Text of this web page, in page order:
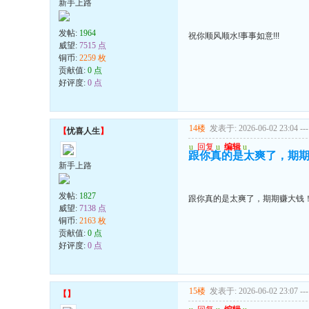
新手上路
发帖: 1964
威望: 7515 点
铜币: 2259 枚
贡献值: 0 点
好评度: 0 点
祝你顺风顺水!事事如意!!!
【忧喜人生】
新手上路
发帖: 1827
威望: 7138 点
铜币: 2163 枚
贡献值: 0 点
好评度: 0 点
14楼 发表于: 2026-06-02 23:04 ---
u 回复 u 编辑 u
跟你真的是太爽了，期
跟你真的是太爽了，期期赚大钱！
【 】 15楼 发表于: 2026-06-02 23:07 ---